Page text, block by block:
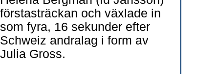
förstasträckan och växlade in
som fyra, 16 sekunder efter
Schweiz andralag i form av
Julia Gross.